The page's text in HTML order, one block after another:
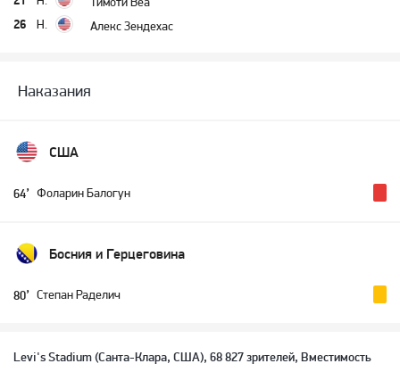
26 Н. Алекс Зендехас
Наказания
США
64’ Фоларин Балогун
Босния и Герцеговина
80’ Степан Раделич
Levi's Stadium (Санта-Клара, США), 68 827 зрителей, Вместимость